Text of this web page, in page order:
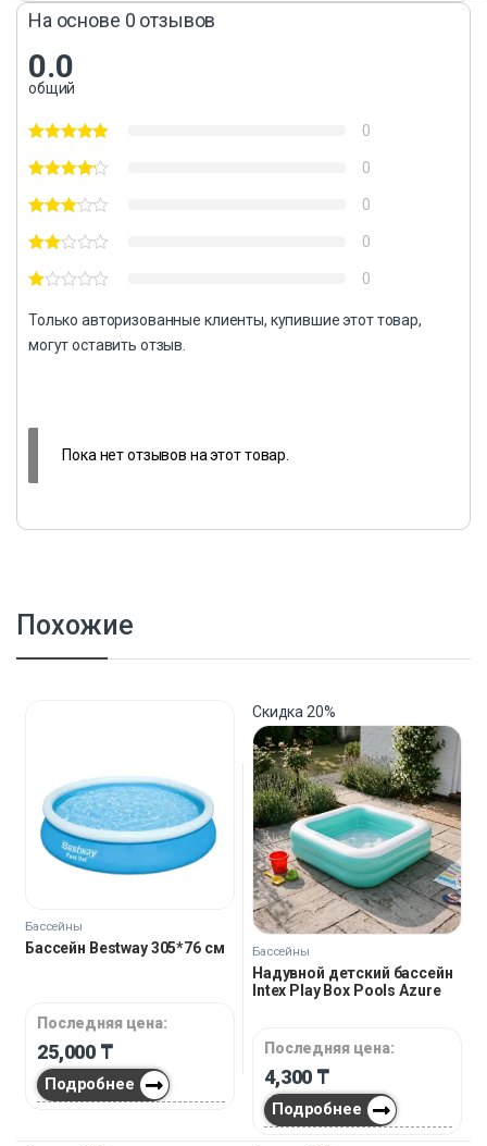
На основе 0 отзывов
0.0
общий
0
0
0
0
0
Только авторизованные клиенты, купившие этот товар,
могут оставить отзыв.
Пока нет отзывов на этот товар.
Похожие
Бассейны
Бассейн Bestway 305*76 см
Последняя цена:
25,000 ₸
Подробнее
Скидка 20%
Бассейны
Надувной детский бассейн
Intex Play Box Pools Azure
Последняя цена:
4,300 ₸
Подробнее